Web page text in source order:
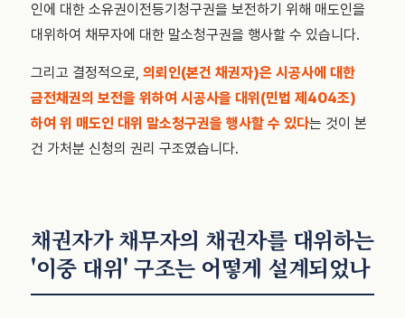
인에 대한 소유권이전등기청구권을 보전하기 위해 매도인을
대위하여 채무자에 대한 말소청구권을 행사할 수 있습니다.
그리고 결정적으로, 의뢰인(본건 채권자)은 시공사에 대한
금전채권의 보전을 위하여 시공사을 대위(민법 제404조)
하여 위 매도인 대위 말소청구권을 행사할 수 있다는 것이 본
건 가처분 신청의 권리 구조였습니다.
채권자가 채무자의 채권자를 대위하는
'이중 대위' 구조는 어떻게 설계되었나